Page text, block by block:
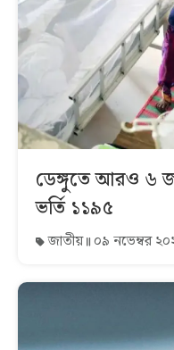
ডেঙ্গুতে আরও ৬
ভর্তি ১১৯৫
জাতীয় ০৯ নভেম্বর